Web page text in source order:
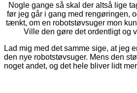
Nogle gange så skal der altså lige
før jeg går i gang med rengøringen,
tænkt, om en robotstøvsuger mon
Ville den gøre det ordentligt og
Lad mig med det samme sige, at jeg
den nye robotstøvsuger. Mens den
noget andet, og det hele bliver lidt